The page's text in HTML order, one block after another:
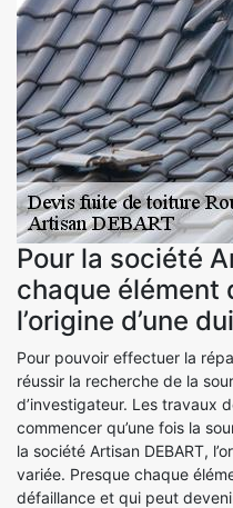
Pour la société
chaque élément
l’origine d’une
Pour pouvoir effectuer la
réussir la recherche de la
d’investigateur. Les travaux
commencer qu’une fois la
la société Artisan DEBART,
variée. Presque chaque
défaillance et qui peut